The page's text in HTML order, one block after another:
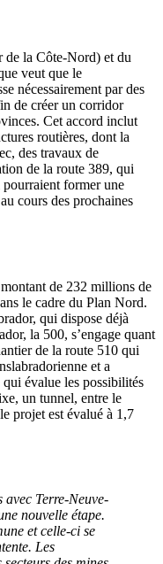
de la Côte-Nord) et du
veut que le
nécessairement par des
de créer un corridor
Cet accord inclut
routières, dont la
des travaux de
de la route 389, qui
former une
cours des prochaines
de 232 millions de
le cadre du Plan Nord.
qui dispose déjà
la 500, s’engage quant
de la route 510 qui
et a
évalue les possibilités
un tunnel, entre le
projet est évalué à 1,7
avec Terre-Neuve-
nouvelle étape.
et celle-ci se
Les